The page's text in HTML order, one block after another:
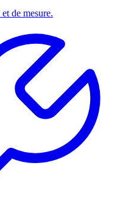
de mesure.